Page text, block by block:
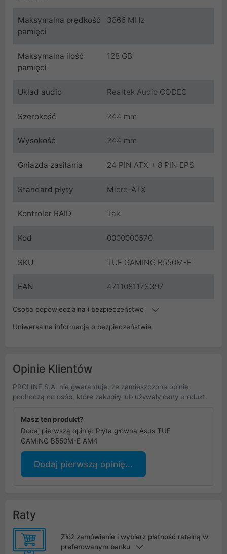
Maksymalna prędkość
pamięci
3866 MHz
Maksymalna ilość
pamięci
128 GB
Układ audio Realtek Audio CODEC
Szerokość 244 mm
Wysokość 244 mm
Gniazda zasilania 24 PIN ATX + 8 PIN EPS
Standard płyty Micro-ATX
Kontroler RAID Tak
Kod 0000000570
SKU TUF GAMING B550M-E
EAN 4711081173397
Osoba odpowiedzialna i bezpieczeństwo
Uniwersalna informacja o bezpieczeństwie
Opinie Klientów
PROLINE S.A. nie gwarantuje, że zamieszczone opinie
pochodzą od osób, które zakupiły lub używały dany produkt.
Masz ten produkt?
Dodaj pierwszą opinię: Płyta główna Asus TUF
GAMING B550M-E AM4
Dodaj pierwszą opinię...
Raty
Złóż zamówienie i wybierz płatność ratalną w
preferowanym banku